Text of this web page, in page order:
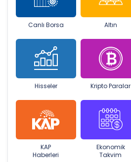
Canlı Borsa Altın
Hisseler Kripto Paralar
KAP
Haberleri
Ekonomik
Takvim